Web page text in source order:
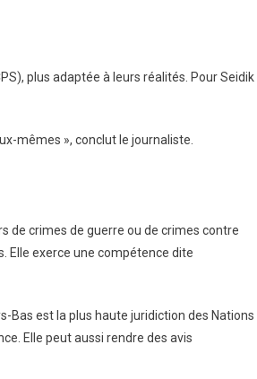
plus adaptée à leurs réalités. Pour Seidik
mêmes », conclut le journaliste.
de crimes de guerre ou de crimes contre
Elle exerce une compétence dite
Bas est la plus haute juridiction des Nations
Elle peut aussi rendre des avis